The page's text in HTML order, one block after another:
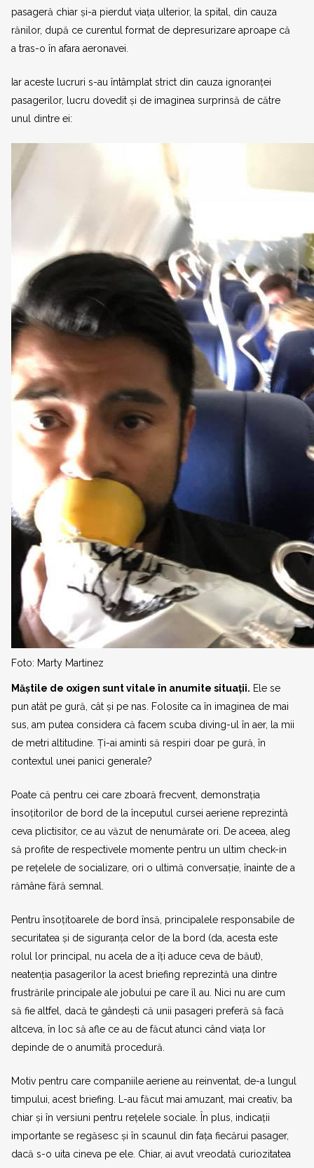
pasageră chiar și-a pierdut viața ulterior, la spital, din cauza
rănilor, după ce curentul format de depresurizare aproape că
a tras-o în afara aeronavei.
Iar aceste lucruri s-au întâmplat strict din cauza ignoranței
pasagerilor, lucru dovedit și de imaginea surprinsă de către
unul dintre ei:
Foto: Marty Martinez
Măștile de oxigen sunt vitale în anumite situații. Ele se
pun atât pe gură, cât și pe nas. Folosite ca în imaginea de mai
sus, am putea considera că facem scuba diving-ul în aer, la mii
de metri altitudine. Ți-ai aminti să respiri doar pe gură, în
contextul unei panici generale?
Poate că pentru cei care zboară frecvent, demonstrația
însoțitorilor de bord de la începutul cursei aeriene reprezintă
ceva plictisitor, ce au văzut de nenumărate ori. De aceea, aleg
să profite de respectivele momente pentru un ultim check-in
pe rețelele de socializare, ori o ultimă conversație, înainte de a
rămâne fără semnal.
Pentru însoțitoarele de bord însă, principalele responsabile de
securitatea și de siguranța celor de la bord (da, acesta este
rolul lor principal, nu acela de a îți aduce ceva de băut),
neatenția pasagerilor la acest briefing reprezintă una dintre
frustrările principale ale jobului pe care îl au. Nici nu are cum
să fie altfel, dacă te gândești că unii pasageri preferă să facă
altceva, în loc să afle ce au de făcut atunci când viața lor
depinde de o anumită procedură.
Motiv pentru care companiile aeriene au reinventat, de-a lungul
timpului, acest briefing. L-au făcut mai amuzant, mai creativ, ba
chiar și în versiuni pentru rețelele sociale. În plus, indicații
importante se regăsesc și în scaunul din fața fiecărui pasager,
dacă s-o uita cineva pe ele. Chiar, ai avut vreodată curiozitatea